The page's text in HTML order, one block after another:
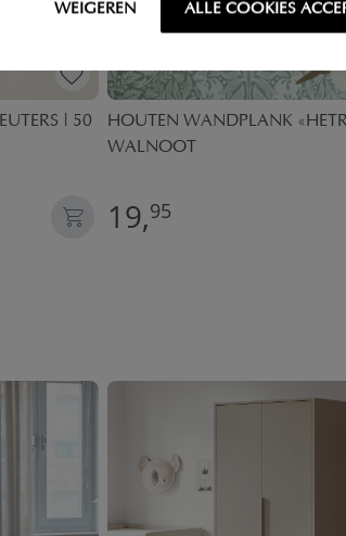
WEIGEREN ALLE COOKIES
| 50
HOUTEN WANDPLANK
WALNOOT
19,95